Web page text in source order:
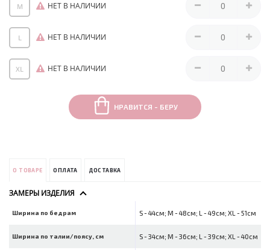
M НЕТ В НАЛИЧИИ
L НЕТ В НАЛИЧИИ
XL НЕТ В НАЛИЧИИ
НРАВИТСЯ - БЕРУ
О ТОВАРЕ ОПЛАТА ДОСТАВКА
ЗАМЕРЫ ИЗДЕЛИЯ
Ширина по бедрам S - 44см; M - 48см; L - 49см; XL - 51см
Ширина по талии/поясу, см S - 34см; M - 36см; L - 39см; XL - 40см